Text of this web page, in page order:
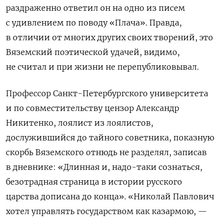
раздраженно ответил он на одно из писем
с удивлением по поводу «Плача». Правда,
в отличии от многих других своих творений, это
Вяземский поэтической удачей, видимо,
не считал и при жизни не перепубликовывал.
Профессор Санкт-Петербургского университета
и по совместительству цензор Александр
Никитенко, лоялист из лоялистов,
дослужившийся до тайного советника, показную
скорбь Вяземского отнюдь не разделял, записав
в дневнике: «Длинная и, надо-таки сознаться,
безотрадная страница в истории русского
царства дописана до конца». «Николай Павлович
хотел управлять государством как казармою, —